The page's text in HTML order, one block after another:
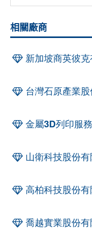
相關廠商
新加坡商英彼
台灣石原產業
金屬3D列印服
山衛科技股份有
高柏科技股份有
喬越實業股份有